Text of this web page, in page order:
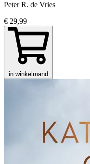
Peter R. de Vries
€ 29,99
in winkelmand